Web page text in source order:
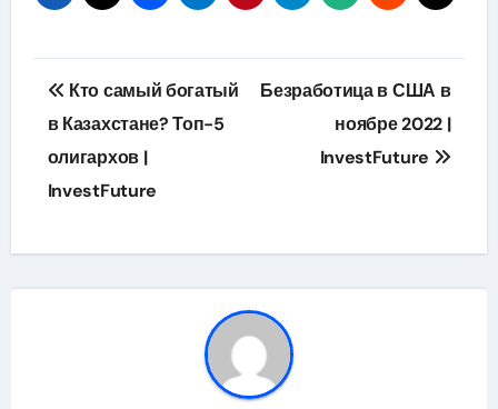
Навигация
по
записям
Кто самый богатый
в Казахстане? Топ-5
олигархов |
InvestFuture
Безработица в США в
ноябре 2022 |
InvestFuture